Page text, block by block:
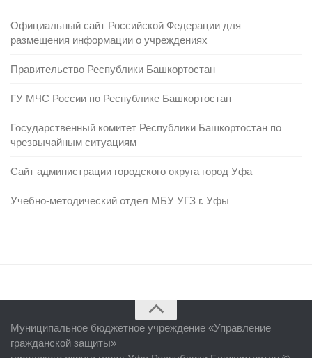
Официальный сайт Российской Федерации для
размещения информации о учреждениях
Правительство Республики Башкортостан
ГУ МЧС России по Республике Башкортостан
Государственный комитет Республики Башкортостан по
чрезвычайным ситуациям
Сайт администрации городского округа город Уфа
Учебно-методический отдел МБУ УГЗ г. Уфы
Об учреждении
Муниципальное бюджетное учреждение «Управление
гражданской защиты»